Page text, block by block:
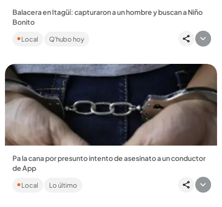
Balacera en Itagüí: capturaron a un hombre y buscan a Niño
Bonito
La comunidad reportó unos disparos en una casa del barrio
Santa María, que sería usada para fiestas clandestinas. ...
Local Q'hubo hoy
Compartir Noticia
Pa la cana por presunto intento de asesinato a un conductor
de App
servicio a Girardota. Por fortuna se pudo defender y retuvo al
Local Lo último